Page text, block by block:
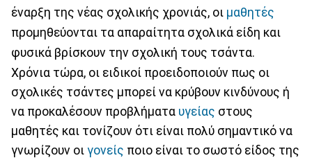
έναρξη της νέας σχολικής χρονιάς, οι μαθητές
προμηθεύονται τα απαραίτητα σχολικά είδη και
φυσικά βρίσκουν την σχολική τους τσάντα.
Χρόνια τώρα, οι ειδικοί προειδοποιούν πως οι
σχολικές τσάντες μπορεί να κρύβουν κινδύνους ή
να προκαλέσουν προβλήματα υγείας στους
μαθητές και τονίζουν ότι είναι πολύ σημαντικό να
γνωρίζουν οι γονείς ποιο είναι το σωστό είδος της